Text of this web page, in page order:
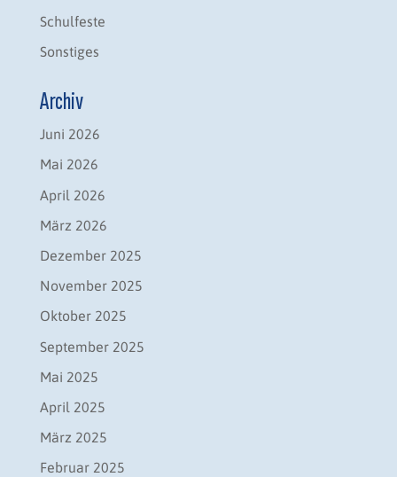
Schulfeste
Sonstiges
Archiv
Juni 2026
Mai 2026
April 2026
März 2026
Dezember 2025
November 2025
Oktober 2025
September 2025
Mai 2025
April 2025
März 2025
Februar 2025